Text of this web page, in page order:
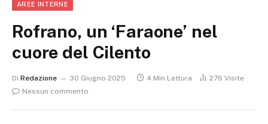
AREE INTERNE
Rofrano, un ‘Faraone’ nel
cuore del Cilento
Di Redazione 30 Giugno 2025 4 Min Lettura 276 Visite
Nessun commento